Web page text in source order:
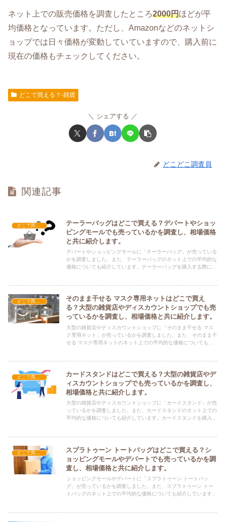
ネット上での販売価格を調査したところ2000円ほどが平
均価格となっています。ただし、Amazonなどのネットシ
ョップでは日々価格が変動していていますので、購入前に
現在の価格もチェックしてください。
どこで買える？-雑貨
シェアする
どこどこ調査員
関連記事
テーラーバッグはどこで買える？デパートやショッ
ピングモールでも売っているかを調査し、相場価格
と共に紹介します。
デパートやショッピングモールに「テーラーバッグ」が売っている
かを調査しました。また、テーラーバッグのネット上での平均的な
価格についても紹介しています。テーラーバッグを購入する際にぜ
そのまま干せる マスク専用ネットはどこで買え
る？大型の雑貨店やディスカウントショップでも売
っているかを調査し、相場価格と共に紹介します。
大型の雑貨店やディスカウントショップに「そのまま干せる マス
ク専用ネット」が売っているかを調査しました。また、そのまま干
せる マスク専用ネットのネット上での平均的な価格についても紹
カードスタンドはどこで買える？大型の雑貨店やデ
ィスカウントショップでも売っているかを調査し、
相場価格と共に紹介します。
大型の雑貨店やディスカウントショップに「カードスタンド」が売
っているかを調査しました。また、カードスタンドのネット上での
平均的な価格についても紹介しています。カードスタンドを購入す
スプラトゥーン トートバッグはどこで買える？シ
ョッピングモールやデパートでも売っているかを調
査し、相場価格と共に紹介します。
ショッピングモールやデパートに「スプラトゥーン トートバッ
グ」が売っているかを調査しました。また、スプラトゥーン トー
トバッグのネット上での平均的な価格についても紹介しています。